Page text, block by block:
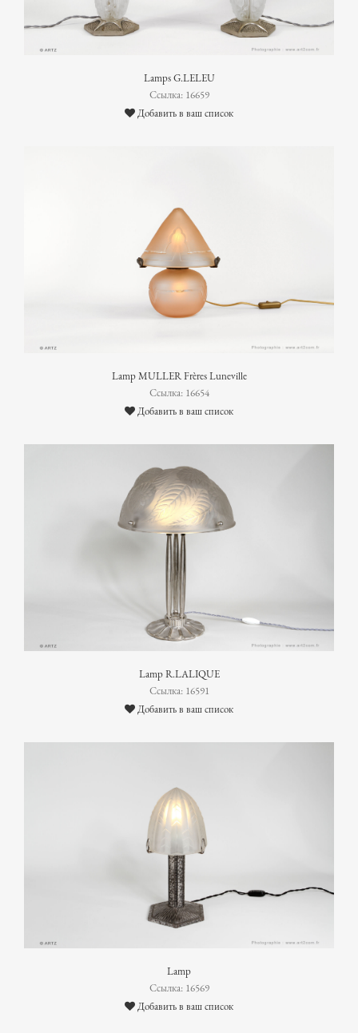
Lamps G.LELEU
Ссылка: 16659
Добавить в ваш список
Lamp MULLER Frères Luneville
Ссылка: 16654
Добавить в ваш список
Lamp R.LALIQUE
Ссылка: 16591
Добавить в ваш список
Lamp
Ссылка: 16569
Добавить в ваш список